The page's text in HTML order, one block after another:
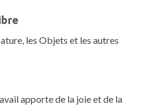
les Objets et les autres
apporte de la joie et de la